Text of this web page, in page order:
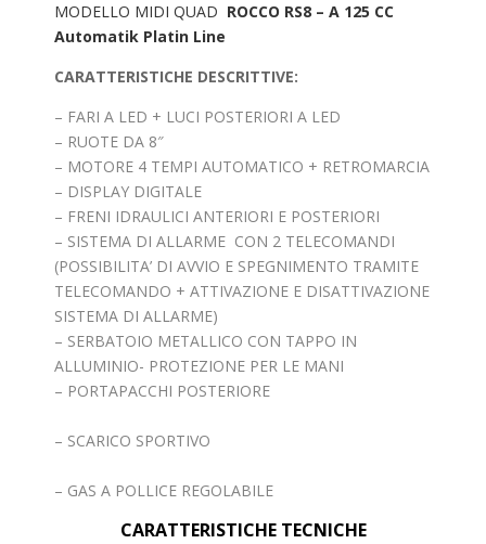
MODELLO MIDI QUAD ROCCO RS8 – A 125 CC
Automatik Platin Line
CARATTERISTICHE DESCRITTIVE:
– FARI A LED + LUCI POSTERIORI A LED
– RUOTE DA 8″
– MOTORE 4 TEMPI AUTOMATICO + RETROMARCIA
– DISPLAY DIGITALE
– FRENI IDRAULICI ANTERIORI E POSTERIORI
– SISTEMA DI ALLARME CON 2 TELECOMANDI
(POSSIBILITA’ DI AVVIO E SPEGNIMENTO TRAMITE
TELECOMANDO + ATTIVAZIONE E DISATTIVAZIONE
SISTEMA DI ALLARME)
– SERBATOIO METALLICO CON TAPPO IN
ALLUMINIO- PROTEZIONE PER LE MANI
– PORTAPACCHI POSTERIORE
– SCARICO SPORTIVO
– GAS A POLLICE REGOLABILE
CARATTERISTICHE TECNICHE